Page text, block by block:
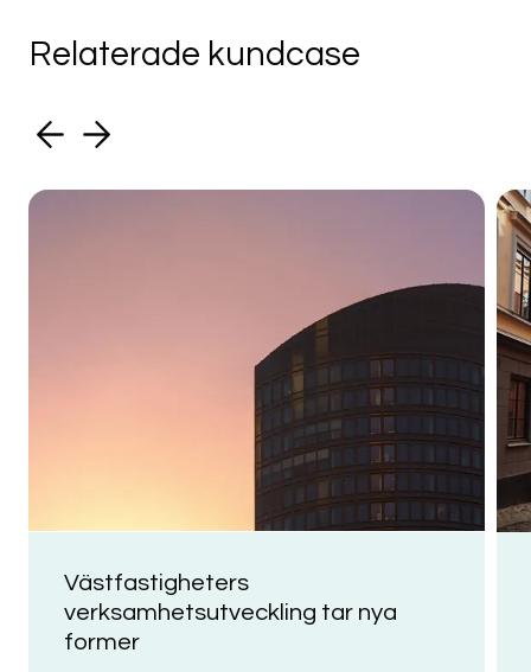
Relaterade kundcase
Västfastigheters
verksamhetsutveckling tar nya
former